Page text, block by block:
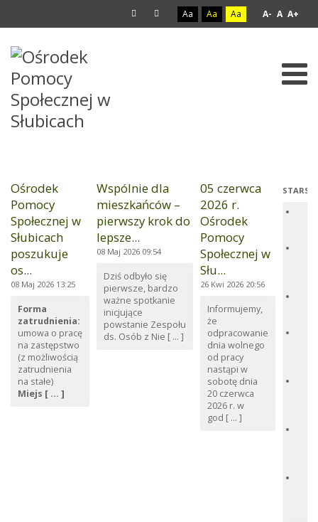
Aa Aa Aa A- A A+
AKTUALNOŚCI
Ośrodek
Pomocy
Społecznej w
Słubicach
poszukuje
os...
08 Maj 2026 13:25
Forma
zatrudnienia:
umowa o pracę
na zastępstwo
(z możliwością
zatrudnienia
na stałe)
Miejs [ ... ]
Wspólnie dla
mieszkańców –
pierwszy krok do
lepsze...
08 Maj 2026 09:54
Dziś odbyło się
pierwsze, bardzo
ważne spotkanie
inicjujące
powstanie Zespołu
ds. Osób z Nie [ ... ]
05 czerwca
2026 r.
Ośrodek
Pomocy
Społecznej w
Słu...
26 Kwi 2026 20:56
Informujemy,
że
odpracowanie
dnia wolnego
od pracy
nastąpi w
sobotę dnia
20 czerwca
2026 r. w
god [ ... ]